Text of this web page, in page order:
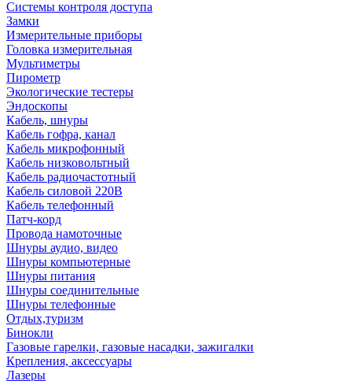
Системы контроля доступа
Замки
Измерительные приборы
Головка измерительная
Мультиметры
Пирометр
Экологические тестеры
Эндоскопы
Кабель, шнуры
Кабель гофра, канал
Кабель микрофонный
Кабель низковольтный
Кабель радиочастотный
Кабель силовой 220В
Кабель телефонный
Патч-корд
Провода намоточные
Шнуры аудио, видео
Шнуры компьютерные
Шнуры питания
Шнуры соединительные
Шнуры телефонные
Отдых,туризм
Бинокли
Газовые гарелки, газовые насадки, зажигалки
Крепления, аксессуары
Лазеры